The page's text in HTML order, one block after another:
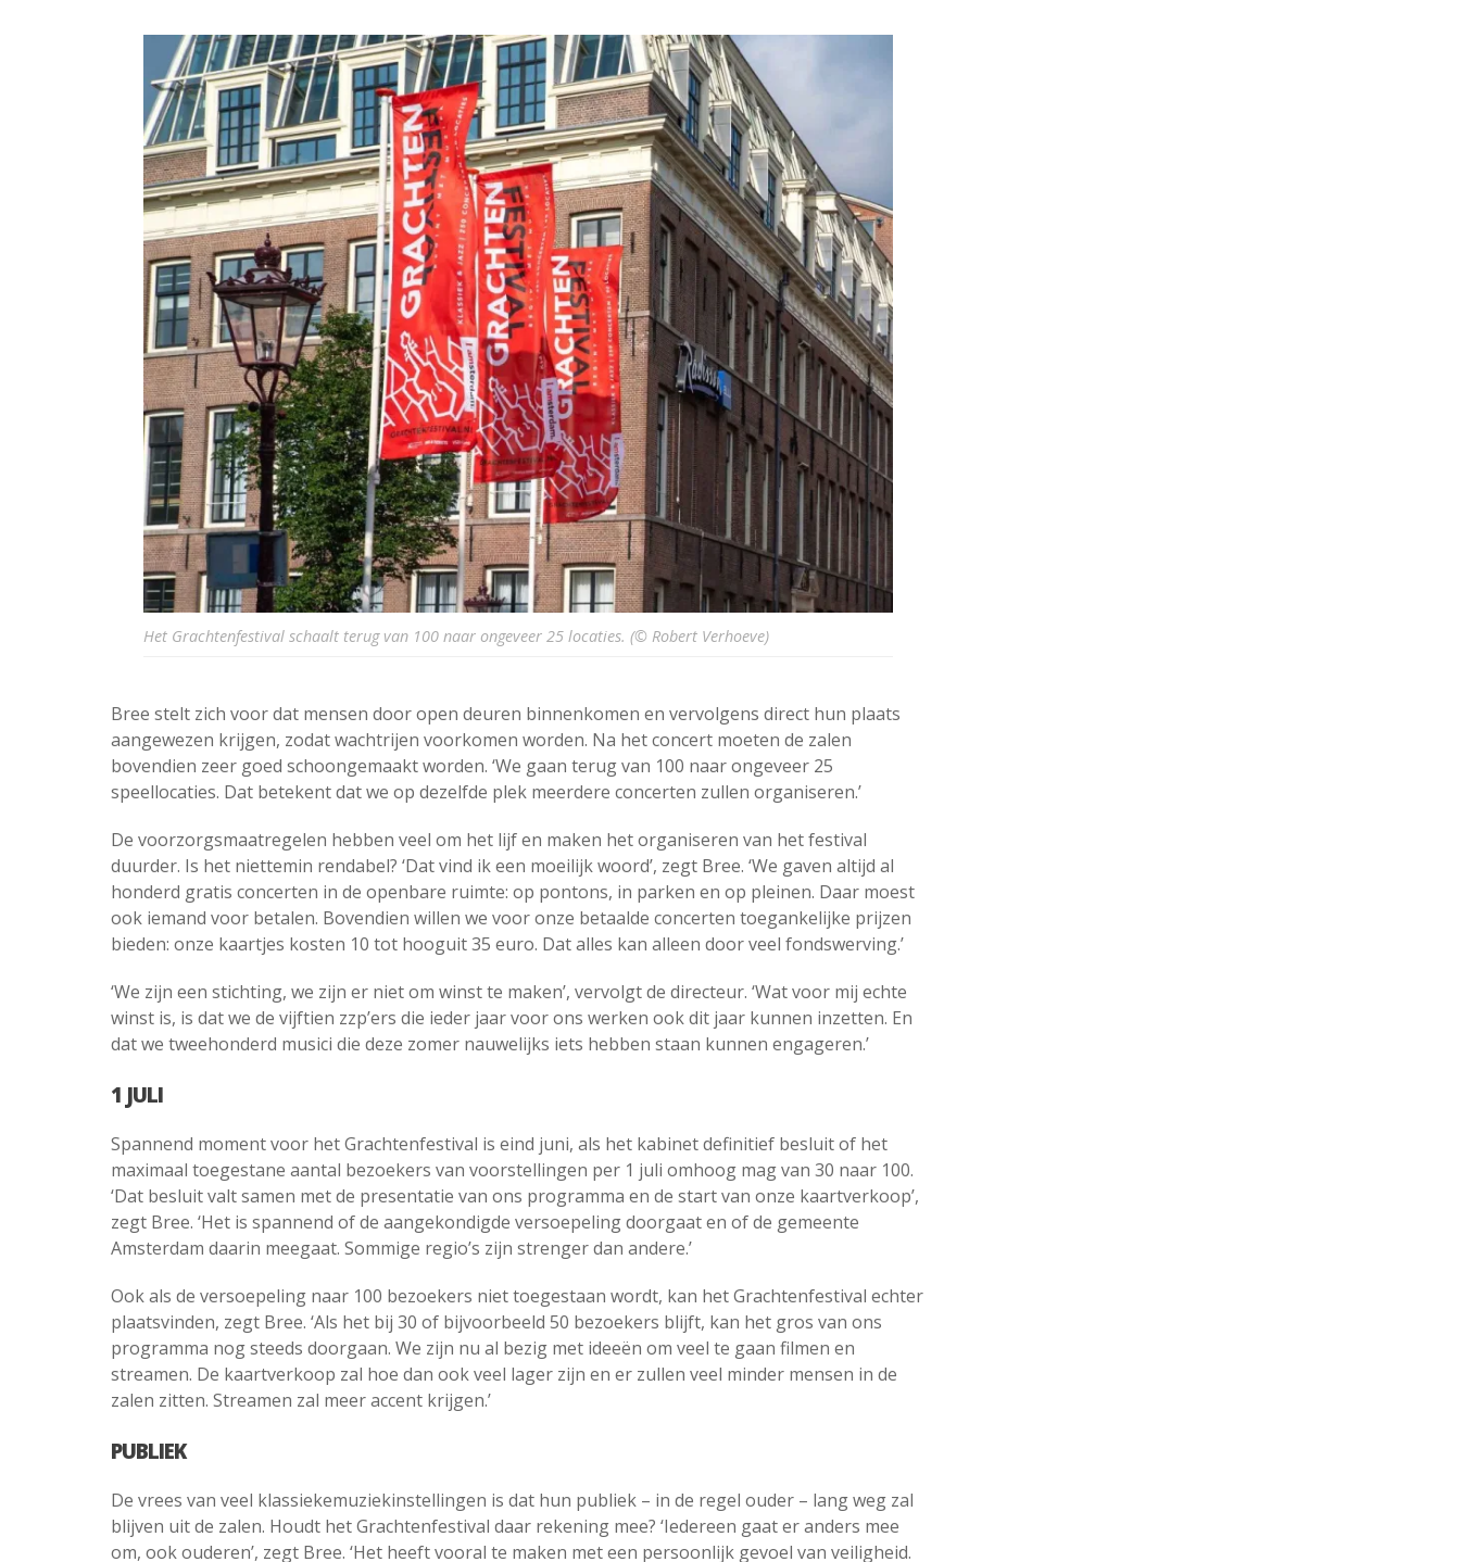
Het Grachtenfestival schaalt terug van 100 naar ongeveer 25 locaties. (© Robert Verhoeve)
Bree stelt zich voor dat mensen door open deuren binnenkomen en vervolgens direct hun plaats
aangewezen krijgen, zodat wachtrijen voorkomen worden. Na het concert moeten de zalen
bovendien zeer goed schoongemaakt worden. ‘We gaan terug van 100 naar ongeveer 25
speellocaties. Dat betekent dat we op dezelfde plek meerdere concerten zullen organiseren.’
De voorzorgsmaatregelen hebben veel om het lijf en maken het organiseren van het festival
duurder. Is het niettemin rendabel? ‘Dat vind ik een moeilijk woord’, zegt Bree. ‘We gaven altijd al
honderd gratis concerten in de openbare ruimte: op pontons, in parken en op pleinen. Daar moest
ook iemand voor betalen. Bovendien willen we voor onze betaalde concerten toegankelijke prijzen
bieden: onze kaartjes kosten 10 tot hooguit 35 euro. Dat alles kan alleen door veel fondswerving.’
‘We zijn een stichting, we zijn er niet om winst te maken’, vervolgt de directeur. ‘Wat voor mij echte
winst is, is dat we de vijftien zzp’ers die ieder jaar voor ons werken ook dit jaar kunnen inzetten. En
dat we tweehonderd musici die deze zomer nauwelijks iets hebben staan kunnen engageren.’
1 JULI
Spannend moment voor het Grachtenfestival is eind juni, als het kabinet definitief besluit of het
maximaal toegestane aantal bezoekers van voorstellingen per 1 juli omhoog mag van 30 naar 100.
‘Dat besluit valt samen met de presentatie van ons programma en de start van onze kaartverkoop’,
zegt Bree. ‘Het is spannend of de aangekondigde versoepeling doorgaat en of de gemeente
Amsterdam daarin meegaat. Sommige regio’s zijn strenger dan andere.’
Ook als de versoepeling naar 100 bezoekers niet toegestaan wordt, kan het Grachtenfestival echter
plaatsvinden, zegt Bree. ‘Als het bij 30 of bijvoorbeeld 50 bezoekers blijft, kan het gros van ons
programma nog steeds doorgaan. We zijn nu al bezig met ideeën om veel te gaan filmen en
streamen. De kaartverkoop zal hoe dan ook veel lager zijn en er zullen veel minder mensen in de
zalen zitten. Streamen zal meer accent krijgen.’
PUBLIEK
De vrees van veel klassiekemuziekinstellingen is dat hun publiek – in de regel ouder – lang weg zal
blijven uit de zalen. Houdt het Grachtenfestival daar rekening mee? ‘Iedereen gaat er anders mee
om, ook ouderen’, zegt Bree. ‘Het heeft vooral te maken met een persoonlijk gevoel van veiligheid.